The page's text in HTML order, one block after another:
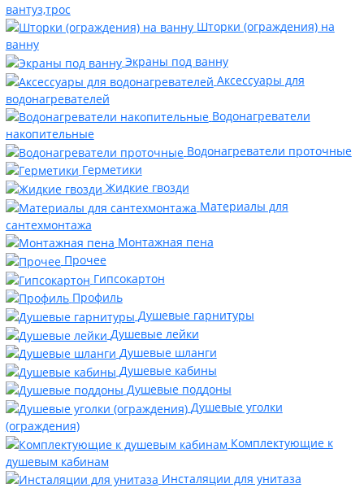
вантуз,трос
Шторки (ограждения) на
ванну
Экраны под ванну
Аксессуары для
водонагревателей
Водонагреватели
накопительные
Водонагреватели проточные
Герметики
Жидкие гвозди
Материалы для
сантехмонтажа
Монтажная пена
Прочее
Гипсокартон
Профиль
Душевые гарнитуры
Душевые лейки
Душевые шланги
Душевые кабины
Душевые поддоны
Душевые уголки
(ограждения)
Комплектующие к
душевым кабинам
Инсталяции для унитаза